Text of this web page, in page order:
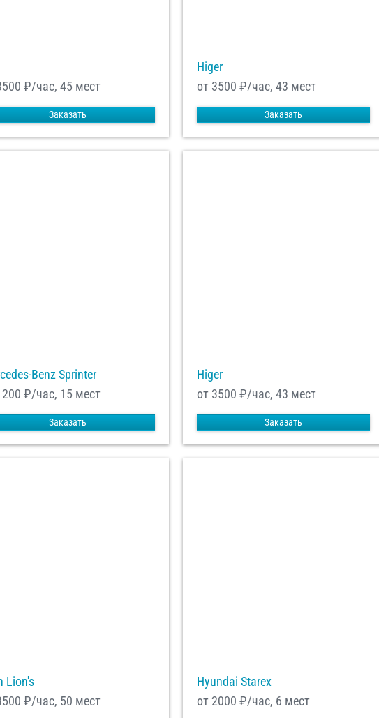
₽/час, 45 мест
Заказать
Higer
от 3500 ₽/час, 43 мест
Заказать
Benz Sprinter
₽/час, 15 мест
Заказать
Higer
от 3500 ₽/час, 43 мест
Заказать
Lion's
₽/час, 50 мест
Hyundai Starex
от 2000 ₽/час, 6 мест